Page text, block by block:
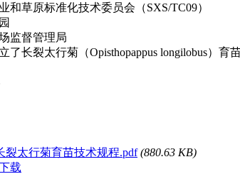
和草原标准化技术委员会（SXS/TC09）
监督管理局
了长裂太行菊（Opisthopappus longilobus）
裂太行菊育苗技术规程.pdf (880.63 KB)
载